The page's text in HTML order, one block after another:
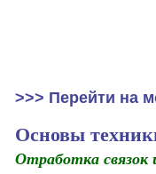
>>> Перейти на
Основы
Отработка связок